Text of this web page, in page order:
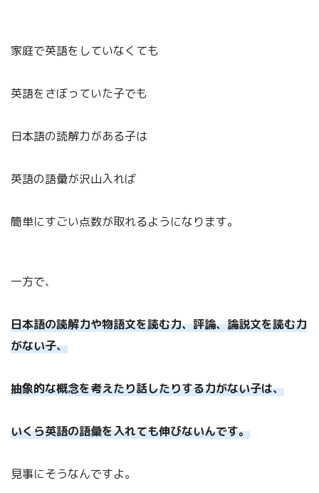
家庭で英語をしていなくても
英語をさぼっていた子でも
日本語の読解力がある子は
英語の語彙が沢山入れば
簡単にすごい点数が取れるようになります。
一方で、
日本語の読解力や物語文を読む力、評論、論説文を読む力
がない子、
抽象的な概念を考えたり話したりする力がない子は、
いくら英語の語彙を入れても伸びないんです。
見事にそうなんですよ。